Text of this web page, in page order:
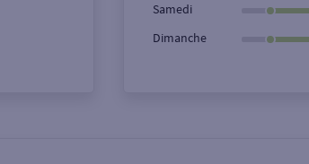
Samedi
Dimanche